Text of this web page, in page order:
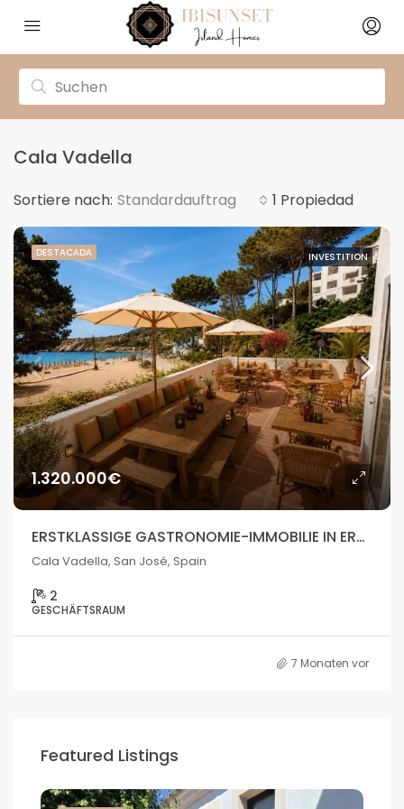
Cala Vadella
1 Propiedad
Sortiere nach: Standardauftrag
DESTACADA INVESTITION
1.320.000€
ERSTKLASSIGE GASTRONOMIE-IMMOBILIE IN ERSTER STRANDLINIE VON CALA VADELLA
Cala Vadella, San José, Spain
2
GESCHÄFTSRAUM
7 Monaten vor
Featured Listings